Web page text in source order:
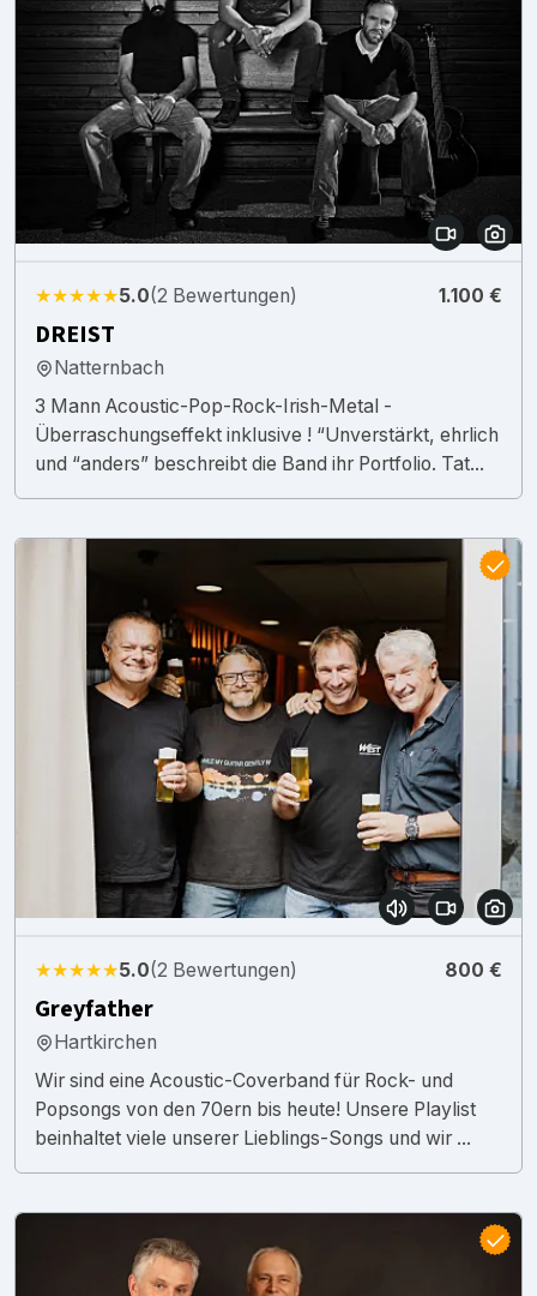
★★★★★5.0(2 Bewertungen) 1.100 €
DREIST
Natternbach
3 Mann Acoustic-Pop-Rock-Irish-Metal -
Überraschungseffekt inklusive ! “Unverstärkt, ehrlich
und “anders” beschreibt die Band ihr Portfolio. Tat...
★★★★★5.0(2 Bewertungen) 800 €
Greyfather
Hartkirchen
Wir sind eine Acoustic-Coverband für Rock- und
Popsongs von den 70ern bis heute! Unsere Playlist
beinhaltet viele unserer Lieblings-Songs und wir ...